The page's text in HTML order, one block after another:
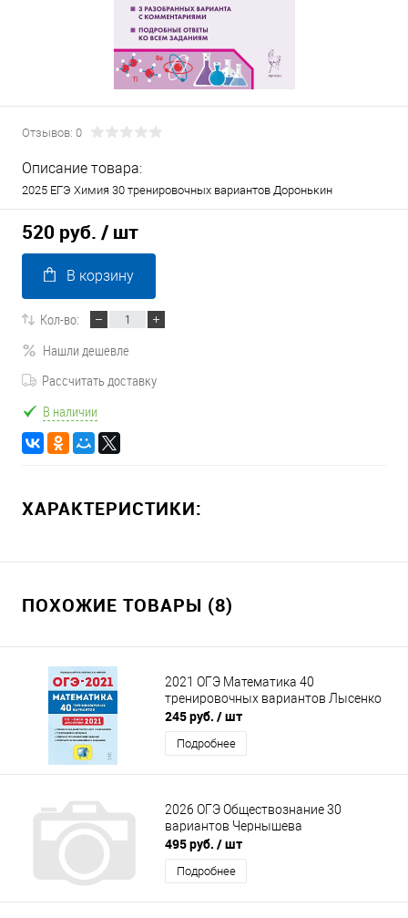
Отзывов: 0
Описание товара:
2025 ЕГЭ Химия 30 тренировочных вариантов Доронькин
520 руб. / шт
В корзину
Кол-во:
Нашли дешевле
Рассчитать доставку
В наличии
ХАРАКТЕРИСТИКИ:
ПОХОЖИЕ ТОВАРЫ (8)
2021 ОГЭ Математика 40
тренировочных вариантов Лысенко
245 руб. / шт
Подробнее
2026 ОГЭ Обществознание 30
вариантов Чернышева
495 руб. / шт
Подробнее